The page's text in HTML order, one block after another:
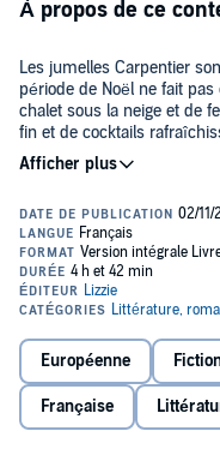
À propos de ce
Les jumelles Carpentier
période de Noël ne fait
chalet sous la neige et de
fin et de cocktails
décident de leur offrir à
Maggie ont pour mission
découvrent avec horreur
billets. L'erreur est humaine,
la Laponie, tandis que
aux Seychelles. Avec un
Et si la magie de Noël était
département d'Univers
d'Univers Poche, Paris
Européenne
Française